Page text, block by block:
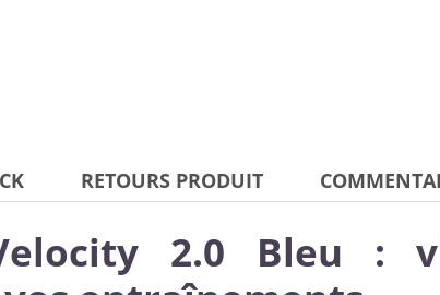
RETOURS PRODUIT
2.0 Bleu :